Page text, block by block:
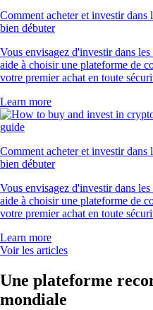
Comment acheter et investir
bien débuter
Vous envisagez d'investir dans
aide à choisir une plateforme de
votre premier achat en toute
Learn more
Comment acheter et investir
bien débuter
Vous envisagez d'investir dans
aide à choisir une plateforme de
votre premier achat en toute
Learn more
Voir les articles
Une plateforme
mondiale